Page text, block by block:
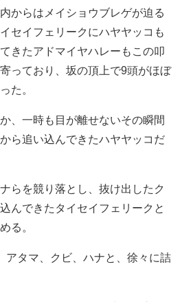
からはメイショウブレゲが迫る
セイフェリークにハヤヤッコも
きたアドマイヤハレーもこの叩
っており、坂の頂上で9頭がほぼ
た。
、一時も目が離せないその瞬間
ら追い込んできたハヤヤッコだ
らを競り落とし、抜け出したク
んできたタイセイフェリークと
る。
アタマ、クビ、ハナと、徐々に詰